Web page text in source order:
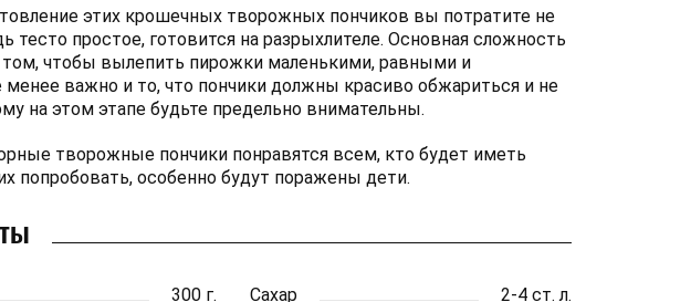
этих крошечных творожных пончиков вы потратите не
тесто простое, готовится на разрыхлителе. Основная сложность
том, чтобы вылепить пирожки маленькими, равными и
важно и то, что пончики должны красиво обжариться и не
на этом этапе будьте предельно внимательны.
творожные пончики понравятся всем, кто будет иметь
попробовать, особенно будут поражены дети.
300 г. Сахар
2-4 ст. л.